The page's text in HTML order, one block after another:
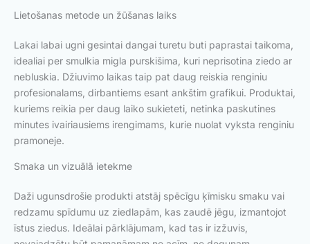
Lietošanas metode un žūšanas laiks
Lakai labai ugni gesintai dangai turetu buti paprastai taikoma,
idealiai per smulkia migla purskišima, kuri neprisotina ziedo ar
nebluskia. Džiuvimo laikas taip pat daug reiskia renginiu
profesionalams, dirbantiems esant ankštim grafikui. Produktai,
kuriems reikia per daug laiko sukieteti, netinka paskutines
minutes ivairiausiems irengimams, kurie nuolat vyksta renginiu
pramoneje.
Smaka un vizuālā ietekme
Daži ugunsdrošie produkti atstāj spēcīgu ķīmisku smaku vai
redzamu spīdumu uz ziedlapām, kas zaudē jēgu, izmantojot
īstus ziedus. Ideālai pārklājumam, kad tas ir izžuvis,